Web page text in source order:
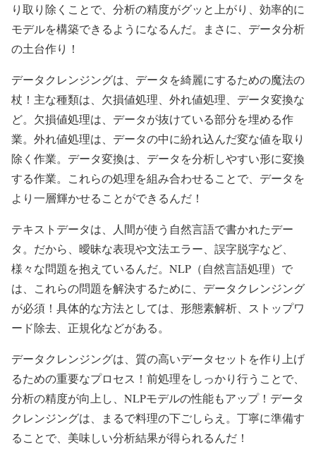
り取り除くことで、分析の精度がグッと上がり、効率的に
モデルを構築できるようになるんだ。まさに、データ分析
の土台作り！
データクレンジングは、データを綺麗にするための魔法の
杖！主な種類は、欠損値処理、外れ値処理、データ変換な
ど。欠損値処理は、データが抜けている部分を埋める作
業。外れ値処理は、データの中に紛れ込んだ変な値を取り
除く作業。データ変換は、データを分析しやすい形に変換
する作業。これらの処理を組み合わせることで、データを
より一層輝かせることができるんだ！
テキストデータは、人間が使う自然言語で書かれたデー
タ。だから、曖昧な表現や文法エラー、誤字脱字など、
様々な問題を抱えているんだ。NLP（自然言語処理）で
は、これらの問題を解決するために、データクレンジング
が必須！具体的な方法としては、形態素解析、ストップワ
ード除去、正規化などがある。
データクレンジングは、質の高いデータセットを作り上げ
るための重要なプロセス！前処理をしっかり行うことで、
分析の精度が向上し、NLPモデルの性能もアップ！データ
クレンジングは、まるで料理の下ごしらえ。丁寧に準備す
ることで、美味しい分析結果が得られるんだ！